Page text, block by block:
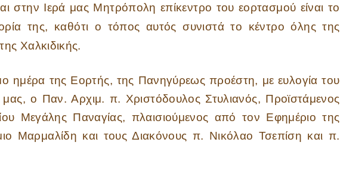
στην Ιερά μας Μητρόπολη επίκεντρο του εορτασμού είναι το
της, καθότι ο τόπος αυτός συνιστά το κέντρο όλης της
Χαλκιδικής.
Εορτής, της Πανηγύρεως προέστη, με ευλογία του
ο Παν. Αρχιμ. π. Χριστόδουλος Στυλιανός, Προϊστάμενος
Μεγάλης Παναγίας, πλαισιούμενος από τον Εφημέριο της
Μαρμαλίδη και τους Διακόνους π. Νικόλαο Τσεπίση και π.